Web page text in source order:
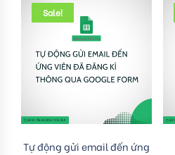
Sale!
Add to cart
Tự động gửi email đến ứng